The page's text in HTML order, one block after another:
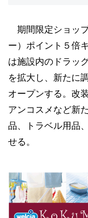
期間限定ショッ
ー）ポイント５倍
は施設内のドラッ
を拡大し、新たに
オープンする。改
アンコスメなど新
品、トラベル用品
せる。